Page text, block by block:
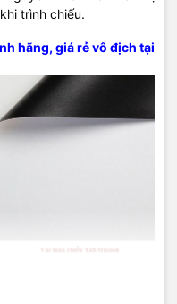
trình chiếu.
hãng, giá rẻ vô địch tại